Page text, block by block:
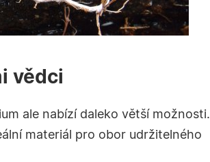
vědci
ale nabízí daleko větší možnosti.
materiál pro obor udržitelného